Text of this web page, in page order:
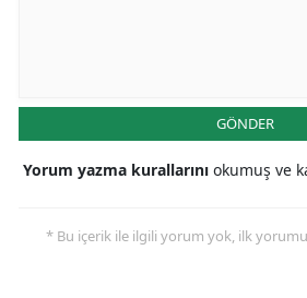
GÖNDER
Yorum yazma kurallarını okumuş ve
* Bu içerik ile ilgili yorum yok, ilk yorumu